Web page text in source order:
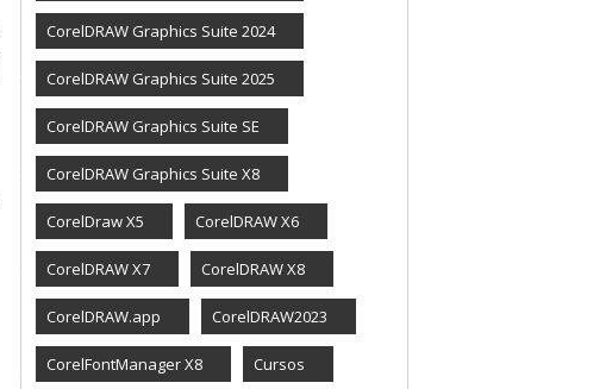
CorelDRAW Graphics Suite 2024
CorelDRAW Graphics Suite 2025
CorelDRAW Graphics Suite SE
CorelDRAW Graphics Suite X8
CorelDraw X5 CorelDRAW X6
CorelDRAW X7 CorelDRAW X8
CorelDRAW.app CorelDRAW2023
CorelFontManager X8 Cursos